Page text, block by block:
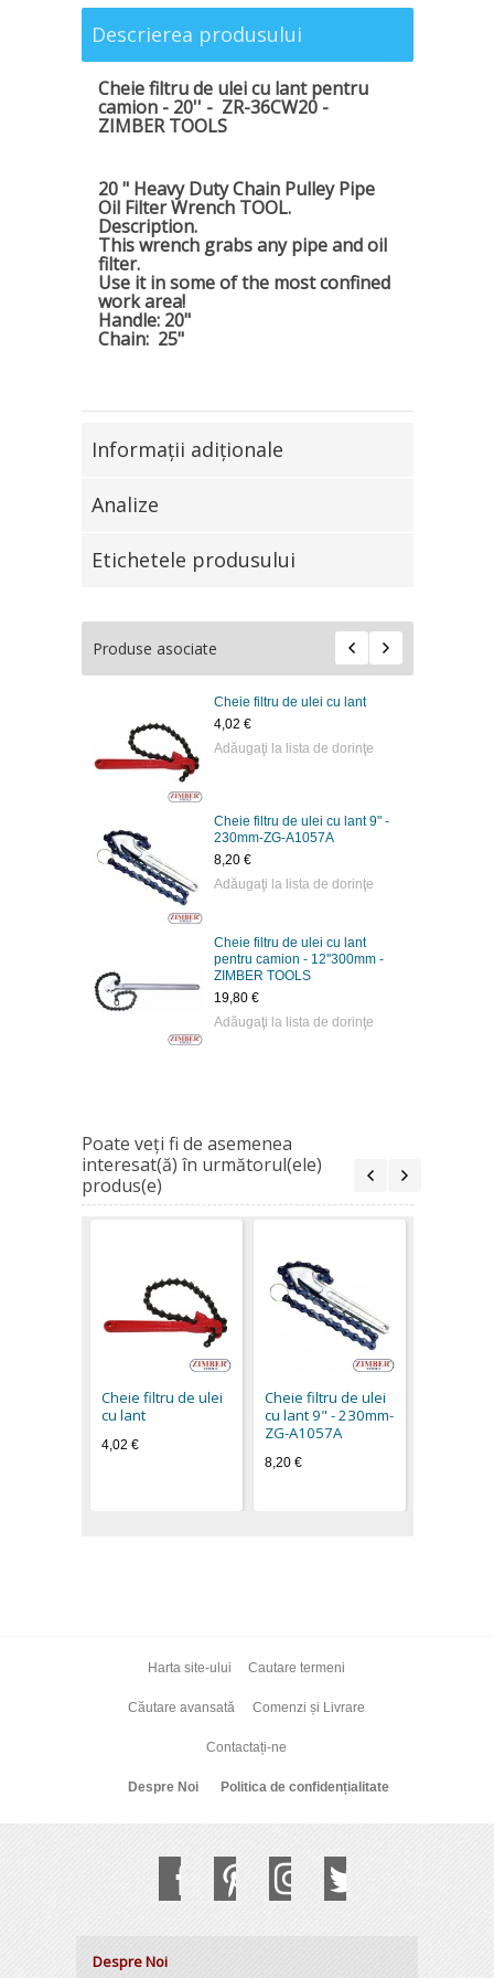
Descrierea produsului
Cheie filtru de ulei cu lant pentru
camion - 20'' - ZR-36CW20 -
ZIMBER TOOLS
20 " Heavy Duty Chain Pulley Pipe
Oil Filter Wrench TOOL.
Description.
This wrench grabs any pipe and oil
filter.
Use it in some of the most confined
work area!
Handle: 20"
Chain: 25"
Informaţii adiţionale
Analize
Etichetele produsului
Produse asociate
Cheie filtru de ulei cu lant
4,02 €
Adăugaţi la lista de dorinţe
Cheie filtru de ulei cu lant 9" -
230mm-ZG-A1057A
8,20 €
Adăugaţi la lista de dorinţe
Cheie filtru de ulei cu lant
pentru camion - 12''300mm -
ZIMBER TOOLS
19,80 €
Adăugaţi la lista de dorinţe
Poate veţi fi de asemenea
interesat(ă) în următorul(ele)
produs(e)
Cheie filtru de ulei
cu lant
4,02 €
Cheie filtru de ulei
cu lant 9" - 230mm-
ZG-A1057A
8,20 €
Harta site-ului Cautare termeni
Căutare avansată Comenzi și Livrare
Contactați-ne
Despre Noi Politica de confidențialitate
Despre Noi